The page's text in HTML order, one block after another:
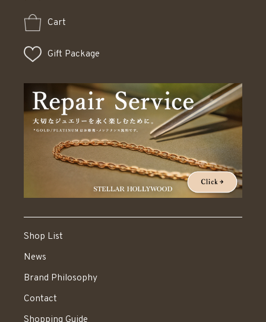
Cart
Gift Package
Shop List
News
Brand Philosophy
Contact
Shopping Guide